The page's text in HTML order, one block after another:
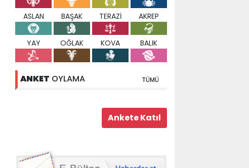
ASLAN BAŞAK TERAZİ AKREP
YAY OĞLAK KOVA BALIK
ANKET OYLAMA TÜMÜ